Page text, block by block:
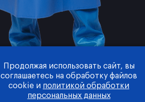
Продолжая использовать сайт, вы
соглашаетесь на обработку файлов
cookie и политикой обработки
персональных данных